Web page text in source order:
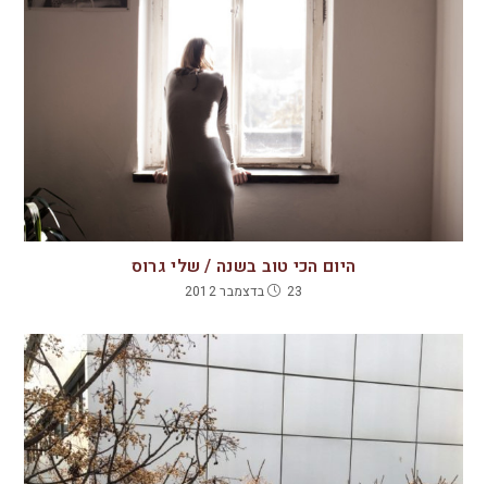
היום הכי טוב בשנה / שלי גרוס
23 בדצמבר 2012